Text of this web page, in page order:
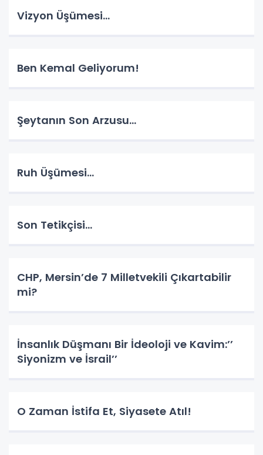
Vizyon Üşümesi…
Ben Kemal Geliyorum!
Şeytanın Son Arzusu…
Ruh Üşümesi…
Son Tetikçisi…
CHP, Mersin’de 7 Milletvekili Çıkartabilir
mi?
İnsanlık Düşmanı Bir İdeoloji ve Kavim:’’
Siyonizm ve İsrail’’
O Zaman İstifa Et, Siyasete Atıl!